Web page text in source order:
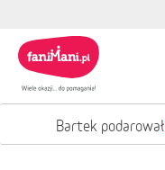
Bartek podarował